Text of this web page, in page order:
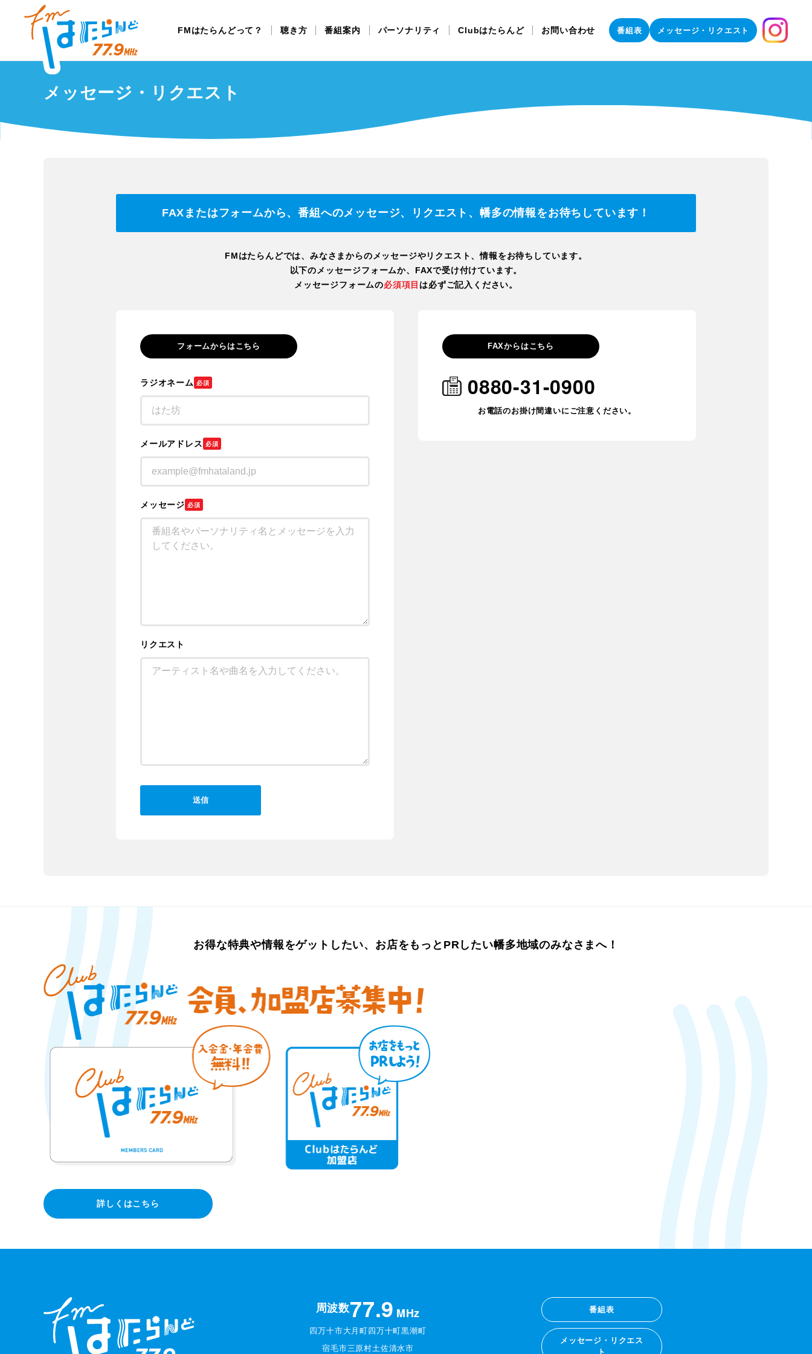
FMはたらんどって？ 聴き方 番組案内 パーソナリティ Clubはたらんど お問い合わせ 番組表 メッセージ・リクエスト
メッセージ・リクエスト
FAXまたはフォームから、番組へのメッセージ、リクエスト、幡多の情報をお待ちしています！
FMはたらんどでは、みなさまからのメッセージやリクエスト、情報をお待ちしています。
以下のメッセージフォームか、FAXで受け付けています。
メッセージフォームの必須項目 は必ずご記入ください。
フォームからはこちら
ラジオネーム 必須
メールアドレス 必須
メッセージ 必須
リクエスト
送信
FAXからはこちら
0880-31-0900
お電話のお掛け間違いにご注意ください。
お得な特典や情報をゲットしたい、 お店をもっとPRしたい幡多地域のみなさまへ！
詳しくはこちら
周波数77.9 MHz
四万十市大月町四万十町黒潮町
宿毛市三原村土佐清水市
番組表
メッセージ・リクエス